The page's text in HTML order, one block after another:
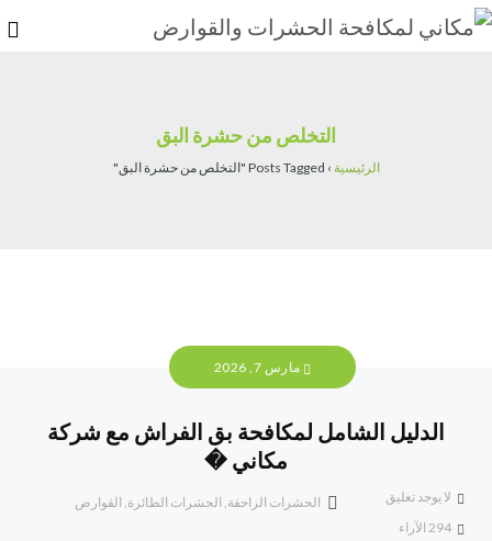
التخلص من حشرة البق
الرئيسية › Posts Tagged "التخلص من حشرة البق"
مارس 7, 2026
الدليل الشامل لمكافحة بق الفراش مع شركة
مكاني �
الحشرات الزاحفة, الحشرات الطائرة, القوارض
لا يوجد تعليق
الآراء